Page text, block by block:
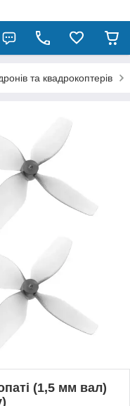
та квадрокоптерів
(1,5 мм вал)